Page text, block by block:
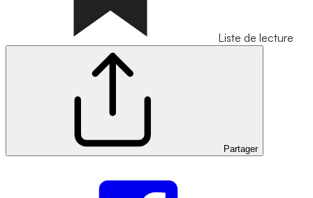
Liste de lecture
Partager